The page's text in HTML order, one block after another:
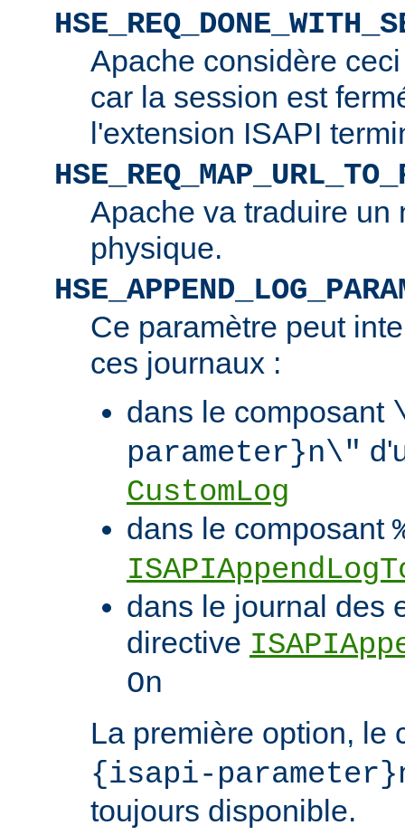
Apache considère
car la session est
l'extension ISAPI
Apache va traduire un
physique.
Ce paramètre peut
ces journaux :
dans le composant
parameter}n\"
CustomLog
dans le composant
dans le journal des
directive
On
La première option, le
{isapi-
toujours disponible.